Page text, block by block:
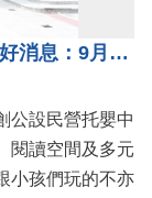
苗栗親子館暨托嬰中心揭牌 縣長宣布好消息：9月1日起調降臨時托嬰費用
公設民營托嬰中
閱讀空間及多元
小孩們玩的不亦